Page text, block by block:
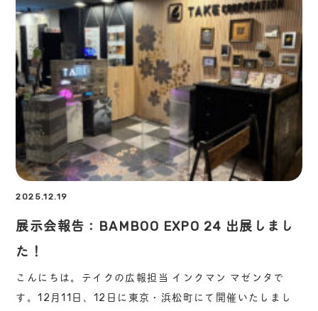
2025.12.19
展示会報告：BAMBOO EXPO 24 出展しまし
た！
こんにちは。テイクの広報担当 インクマン マゼンタで
す。12月11日、12日に東京・浜松町にて開催いたしまし